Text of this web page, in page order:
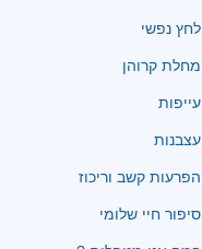
לחץ נפשי
מחלת קרוהן
עייפות
עצבנות
הפרעות קשב וריכוז
סיפור חיי שלומי